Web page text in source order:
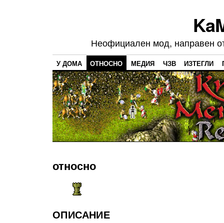
Неофициален мод, направен
У ДОМА ОТНОСНО МЕДИЯ ЧЗВ ИЗТЕГЛИ
относно
ОПИСАНИЕ